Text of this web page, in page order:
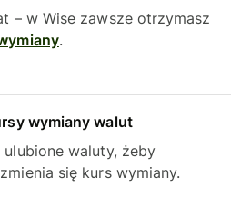
– w Wise zawsze otrzymasz
.
wymiany walut
waluty, żeby
się kurs wymiany.